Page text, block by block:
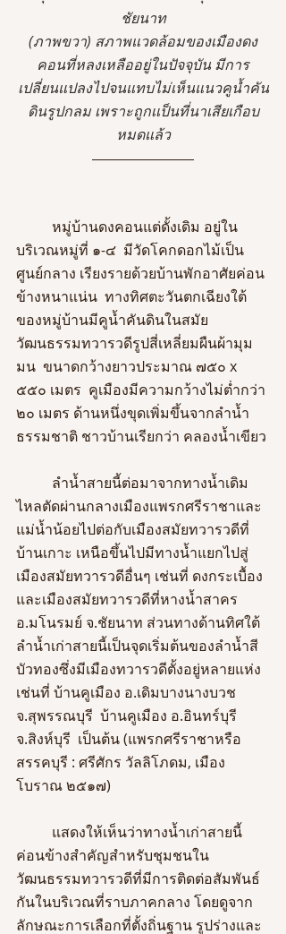
ชัยนาท
(ภาพขวา) สภาพแวดล้อมของเมืองดง
คอนที่หลงเหลืออยู่ในปัจจุบัน มีการ
เปลี่ยนแปลงไปจนแทบไม่เห็นแนวคูน้ำคัน
ดินรูปกลม เพราะถูกเเป็นที่นาเสียเกือบ
หมดแล้ว
บริเวณหมู่ที่ ๑-๔  มีวัดโคกดอกไม้เป็น
ศูนย์กลาง เรียงรายด้วยบ้านพักอาศัยค่อน
ข้างหนาแน่น  ทางทิศตะวันตกเฉียงใต้
ของหมู่บ้านมีคูน้ำคันดินในสมัย
วัฒนธรรมทวารวดีรูปสี่เหลี่ยมผืนผ้ามุม
มน  ขนาดกว้างยาวประมาณ ๗๕๐ x
๕๕๐ เมตร  คูเมืองมีความกว้างไม่ต่ำกว่า
๒๐ เมตร ด้านหนึ่งขุดเพิ่มขึ้นจากลำน้ำ
ธรรมชาติ ชาวบ้านเรียกว่า คลองน้ำเขียว
ไหลตัดผ่านกลางเมืองแพรกศรีราชาและ
แม่น้ำน้อยไปต่อกับเมืองสมัยทวารวดีที่
บ้านเกาะ เหนือขึ้นไปมีทางน้ำแยกไปสู่
เมืองสมัยทวารวดีอื่นๆ เช่นที่ ดงกระเบื้อง
และเมืองสมัยทวารวดีที่หางน้ำสาคร
อ.มโนรมย์ จ.ชัยนาท ส่วนทางด้านทิศใต้
ลำน้ำเก่าสายนี้เป็นจุดเริ่มต้นของลำน้ำสี
บัวทองซึ่งมีเมืองทวารวดีตั้งอยู่หลายแห่ง
เช่นที่ บ้านคูเมือง อ.เดิมบางนางบวช
จ.สุพรรณบุรี  บ้านคูเมือง อ.อินทร์บุรี
จ.สิงห์บุรี  เป็นต้น (แพรกศรีราชาหรือ
สรรคบุรี : ศรีศักร วัลลิโภดม, เมือง
โบราณ ๒๕๑๗)
ค่อนข้างสำคัญสำหรับชุมชนใน
วัฒนธรรมทวารวดีที่มีการติดต่อสัมพันธ์
กันในบริเวณที่ราบภาคกลาง โดยดูจาก
ลักษณะการเลือกที่ตั้งถิ่นฐาน รูปร่างและ